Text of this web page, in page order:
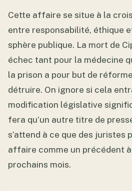
Cette affaire se situe à la
entre responsabilité, éthique
sphère publique. La mort de
échec tant pour la médecine
la prison a pour but de
détruire. On ignore si cela
modification législative
fera qu’un autre titre de
s’attend à ce que des juristes
affaire comme un précédent
prochains mois.